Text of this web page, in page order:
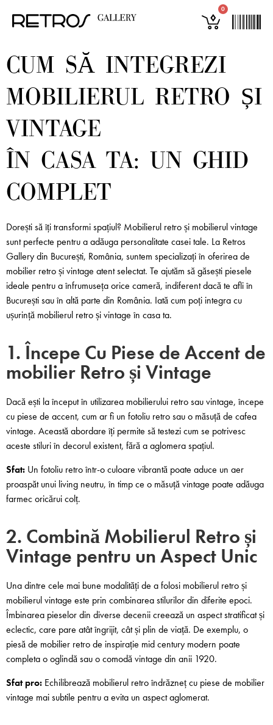
0
CUM SĂ INTEGREZI
MOBILIERUL RETRO ȘI
VINTAGE
ÎN CASA TA: UN GHID
COMPLET
Dorești să îți transformi spațiul? Mobilierul retro și mobilierul vintage
sunt perfecte pentru a adăuga personalitate casei tale. La Retros
Gallery din București, România, suntem specializați în oferirea de
mobilier retro și vintage atent selectat. Te ajutăm să găsești piesele
ideale pentru a înfrumuseța orice cameră, indiferent dacă te afli în
București sau în altă parte din România. Iată cum poți integra cu
ușurință mobilierul retro și vintage în casa ta.
1. Începe Cu Piese de Accent de
mobilier Retro și Vintage
Dacă ești la început în utilizarea mobilierului retro sau vintage, începe
cu piese de accent, cum ar fi un fotoliu retro sau o măsuță de cafea
vintage. Această abordare îți permite să testezi cum se potrivesc
aceste stiluri în decorul existent, fără a aglomera spațiul.
Sfat: Un fotoliu retro într-o culoare vibrantă poate aduce un aer
proaspăt unui living neutru, în timp ce o măsuță vintage poate adăuga
farmec oricărui colț.
2. Combină Mobilierul Retro și
Vintage pentru un Aspect Unic
Una dintre cele mai bune modalități de a folosi mobilierul retro și
mobilierul vintage este prin combinarea stilurilor din diferite epoci.
Îmbinarea pieselor din diverse decenii creează un aspect stratificat și
eclectic, care pare atât îngrijit, cât și plin de viață. De exemplu, o
piesă de mobilier retro de inspirație mid century modern poate
completa o oglindă sau o comodă vintage din anii 1920.
Sfat pro: Echilibrează mobilierul retro îndrăzneț cu piese de mobilier
vintage mai subtile pentru a evita un aspect aglomerat.